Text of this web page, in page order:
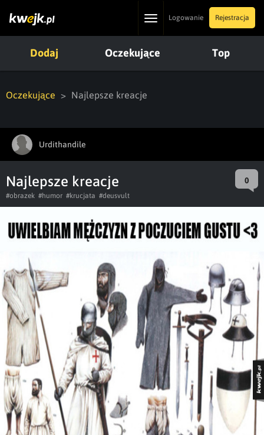
ToggleLogowanie Rejestracja
Dodaj Oczekujące Top
Oczekujące Najlepsze kreacje
Urdithandile
Najlepsze kreacje 0
#obrazek #humor #krucjata #deusvult